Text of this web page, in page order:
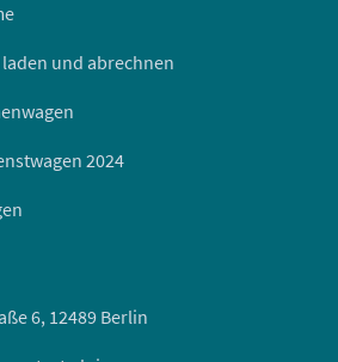
und abrechnen
2024
6, 12489 Berlin